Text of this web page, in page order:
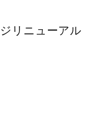
リニューアル